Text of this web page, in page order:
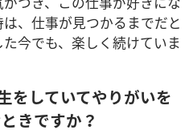
、仕事が見つかるまでだと
今でも、楽しく続けていま
をしていてやりがいを
きですか？